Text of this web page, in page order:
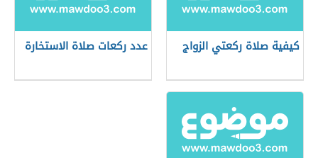
كيفية صلاة ركعتي الزواج عدد ركعات صلاة الاستخارة